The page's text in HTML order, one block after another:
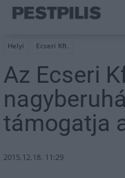
Helyi Ecseri Kft.
Az Ecseri
támogatja
2015.12.18. 11:29